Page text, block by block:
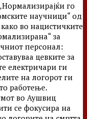
го
научници“ од
во нацистичките
за
персонал:
цевките за
електричари ги
на логорот ги
работење.
во Аушвиц
се фокусира на